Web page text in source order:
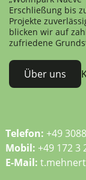
Erschließung bis
Projekte
blicken wir auf
zufriedene
Über uns
Telefon: +49
Mobil: +49 172 3
E-Mail: